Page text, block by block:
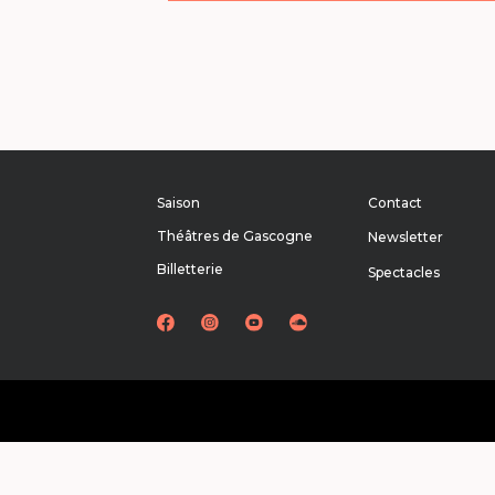
Saison
Théâtres de Gascogne
Billetterie
Contact
Newsletter
Spectacles